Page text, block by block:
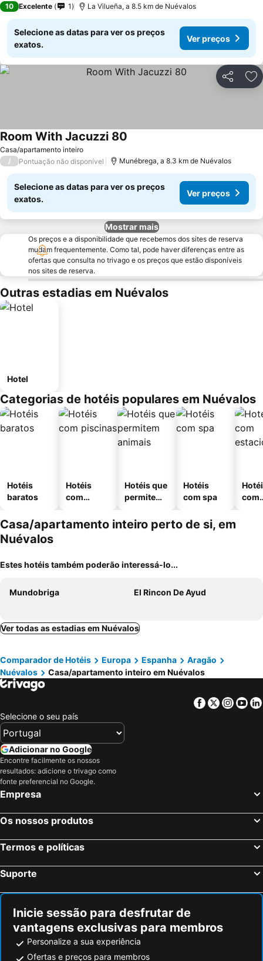
10 Excelente 1 La Vilueña, a 8.5 km de Nuévalos
Selecione as datas para ver os preços
exatos.
Ver preços
Partilhar
Casa/apartamento inteiro
Room With Jacuzzi 80
/ Pontuação não disponível Munébrega, a 8.3 km de Nuévalos
Selecione as datas para ver os preços
exatos.
Ver preços
Mostrar mais
Os preços e a disponibilidade que recebemos dos sites de reserva
mudam frequentemente. Como tal, pode haver diferenças entre as
ofertas que consulta no trivago e os preços que estão disponíveis
nos sites de reserva.
Outras estadias em Nuévalos
Hotel
Categorias de hotéis populares em Nuévalos
Hotéis
baratos
Hotéis
com
Hotéis que
permitem
Hotéis
com spa
com
Casa/apartamento inteiro perto de si, em
Nuévalos
Estes hotéis também poderão interessá-lo...
Mundobriga El Rincon De Ayud
Ver todas as estadias em Nuévalos
Comparador de Hotéis Europa Espanha
Aragão
Nuévalos
Casa/apartamento inteiro em Nuévalos
Facebook
Twitter
Selecione o seu país
Adicionar no Google
Encontre facilmente os nossos
resultados: adicione o trivago como
fonte preferencial no Google.
Empresa
Os nossos produtos
Termos e políticas
Suporte
Inicie sessão para desfrutar de
vantagens exclusivas para membros
Personalize a sua experiência
Ofertas e preços para membros